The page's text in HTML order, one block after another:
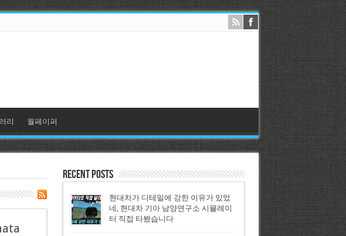
리 월페이퍼
Recent Posts
현대차가 디테일에 강한 이유가 있었
네, 현대차 기아 남양연구소 시뮬레이
터 직접 타봤습니다